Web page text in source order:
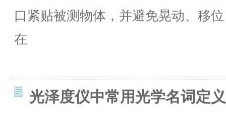
口紧贴被测物体，并避免晃动、移
在
光泽度仪中常用光学名词定义